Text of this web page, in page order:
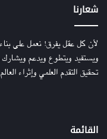
شعارنا
لأن كل عقل يفرق! نعمل على
ويستفيد ويتطوع ويدعم
تحقيق التقدم العلمي وإثراء
القائمة